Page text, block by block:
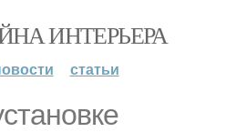
ИНТЕРЬЕРА
статьи